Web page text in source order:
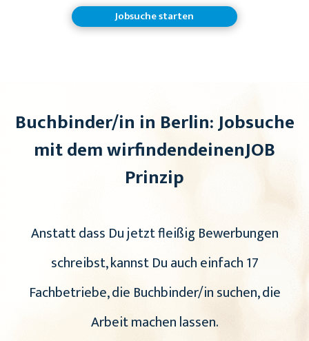
Jobsuche starten
Buchbinder/in in Berlin: Jobsuche
mit dem wirfindendeinenJOB
Prinzip
Anstatt dass Du jetzt fleißig Bewerbungen
schreibst, kannst Du auch einfach 17
Fachbetriebe, die Buchbinder/in suchen, die
Arbeit machen lassen.